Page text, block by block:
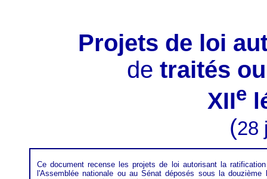
Projets de loi
de traités
XIIe
(28
Ce document recense les projets de loi autorisant la
l'Assemblée nationale ou au Sénat déposés sous la